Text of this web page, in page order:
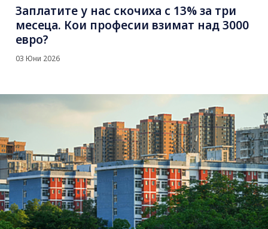
Заплатите у нас скочиха с 13% за три
месеца. Кои професии взимат над 3000
евро?
03 Юни 2026